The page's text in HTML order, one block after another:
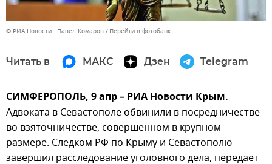
© РИА Новости . Павел Комаров Перейти в фотобанк
Читать в МАКС Дзен Telegram
СИМФЕРОПОЛЬ, 9 апр – РИА Новости Крым.
Адвоката в Севастополе обвинили в посредничестве
во взяточничестве, совершенном в крупном
размере. Следком РФ по Крыму и Севастополю
завершил расследование уголовного дела, передает